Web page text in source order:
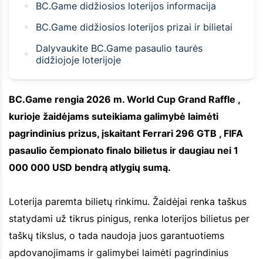
BC.Game didžiosios loterijos informacija
BC.Game didžiosios loterijos prizai ir bilietai
Dalyvaukite BC.Game pasaulio taurės
didžiojoje loterijoje
BC.Game rengia 2026 m. World Cup Grand Raffle ,
kurioje žaidėjams suteikiama galimybė laimėti
pagrindinius prizus, įskaitant Ferrari 296 GTB , FIFA
pasaulio čempionato finalo bilietus ir daugiau nei 1
000 000 USD bendrą atlygių sumą.
Loterija paremta bilietų rinkimu. Žaidėjai renka taškus
statydami už tikrus pinigus, renka loterijos bilietus per
taškų tikslus, o tada naudoja juos garantuotiems
apdovanojimams ir galimybei laimėti pagrindinius